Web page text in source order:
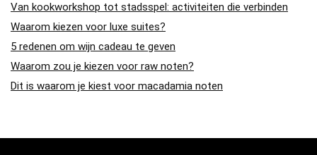
Van kookworkshop tot stadsspel: activiteiten die verbinden
Waarom kiezen voor luxe suites?
5 redenen om wijn cadeau te geven
Waarom zou je kiezen voor raw noten?
Dit is waarom je kiest voor macadamia noten